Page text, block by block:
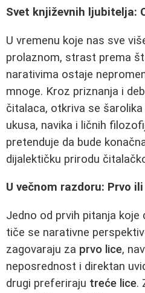
Svet književnih ljubitelja:
U vremenu koje nas sve
prolaznom, strast prema
narativima ostaje
mnoge. Kroz priznanja i
čitalaca, otkriva se
ukusa, navika i ličnih
pretenduje da bude
dijalektičku prirodu
U večnom razdoru: Prvo
Jedno od prvih pitanja koje
tiče se narativne
zagovaraju za prvo lice,
neposrednost i direktan
drugi preferiraju treće lice.